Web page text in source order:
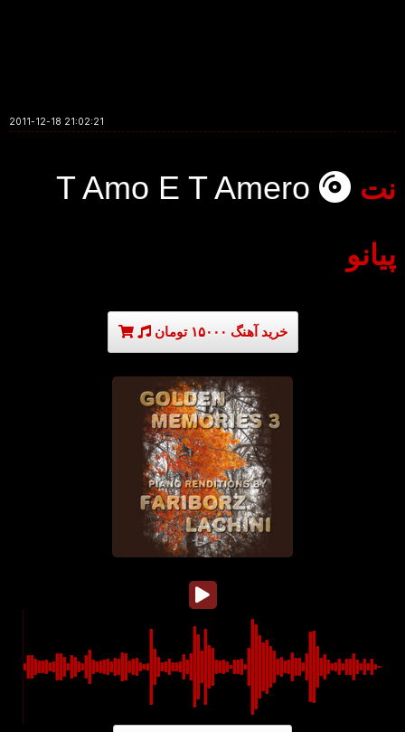
2011-12-18 21:02:21
T Amo E T Amero نت
پیانو
خرید آهنگ ۱۵۰۰۰ تومان